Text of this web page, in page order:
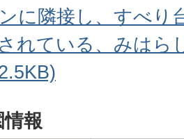
に隣接し、すべり
れている、みはら
報